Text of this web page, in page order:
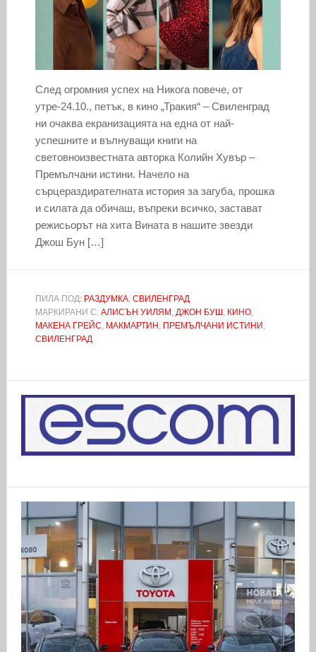
След огромния успех на Никога повече, от
утре-24.10., петък, в кино „Тракия“ – Свиленград
ни очаква екранизацията на една от най-
успешните и вълнуващи книги на
световноизвестната авторка Колийн Хувър –
Премълчани истини. Начело на
сърцераздирателната история за загуба, прошка
и силата да обичаш, въпреки всичко, застават
режисьорът на хита Вината в нашите звезди
Джош Бун […]
ПИЛА ПОД: РАЗДУМКА, СВИЛЕНГРАД
МАРКИРАНИ С: АЛИСЪН УИЛЯМ , ДЖОН БУШ , КИНО,
МАКЕНА ГРЕЙС, МАКМАРТИН , ПРЕМЪЛЧАНИ ИСТИНИ ,
СВИЛЕНГРАД